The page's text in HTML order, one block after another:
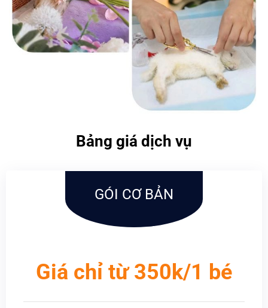
Bảng giá dịch vụ
GÓI CƠ BẢN
Giá chỉ từ 350k/1 bé